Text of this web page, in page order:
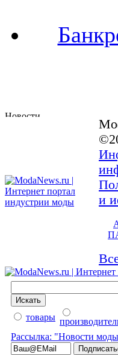
и
товары
Рассылка: "Новости